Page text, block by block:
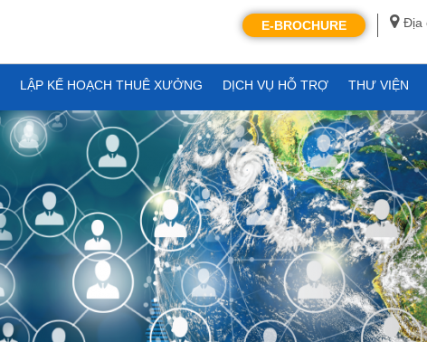
Địa
E-BROCHURE
LẬP KẾ HOẠCH THUÊ XƯỞNG DỊCH VỤ HỖ TRỢ THƯ VIỆN